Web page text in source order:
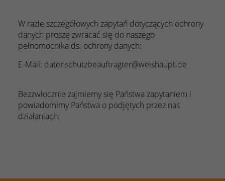
W razie szczegółowych zapytań dotyczących ochrony
danych proszę zwracać się do naszego
pełnomocnika ds. ochrony danych:
E-Mail: datenschutzbeauftragter@weishaupt.de
Bezzwłocznie zajmiemy się Państwa zapytaniem i
powiadomimy Państwa o podjętych przez nas
działaniach.